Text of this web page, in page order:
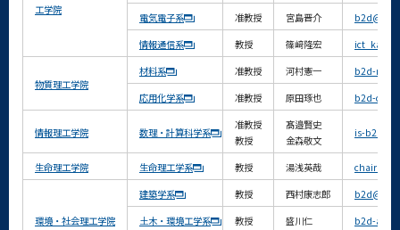
工学院
電気電子系 准教授 宮島晋介
情報通信系
教授 篠﨑隆宏
物質理工学院
材料系 准教授 河村憲一
b2d-
応用化学系
准教授 原田琢也 b2d-
情報理工学院 数理・計算科学系
准教授
教授
髙邉賢史
金森敬文
is-
生命理工学院 生命理工学系 教授 湯浅英哉
環境・社会理工学院
建築学系 教授 西村康志郎
土木・環境工学系
教授 盛川仁
b2d-